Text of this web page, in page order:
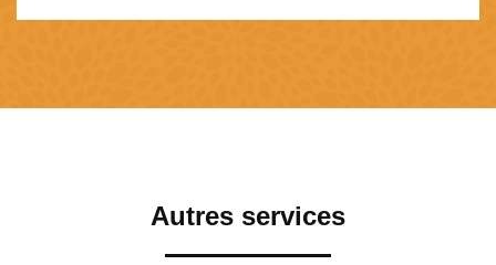
Autres services